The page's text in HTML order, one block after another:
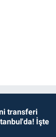
transferi
İşte